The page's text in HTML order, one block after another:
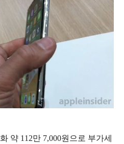
약 112만 7,000원으로 부가세